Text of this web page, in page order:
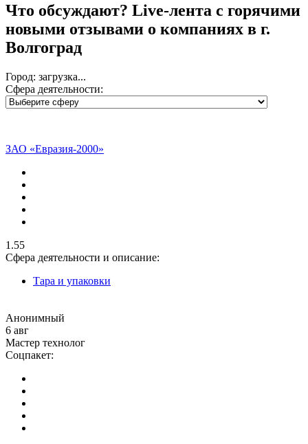
Что обсуждают? Live-лента с горячими
новыми отзывами о компаниях в г.
Волгоград
Город: загрузка...
Сфера деятельности:
ЗАО «Евразия-2000»
1.55
Сфера деятельности и описание:
Тара и упаковки
Анонимный
6 авг
Мастер технолог
Соцпакет: